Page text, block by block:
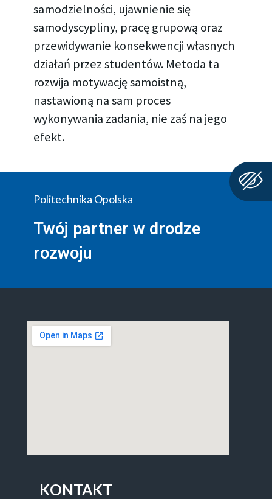
samodzielności, ujawnienie się
samodyscypliny, pracę grupową oraz
przewidywanie konsekwencji własnych
działań przez studentów. Metoda ta
rozwija motywację samoistną,
nastawioną na sam proces
wykonywania zadania, nie zaś na jego
efekt.
Politechnika Opolska
Twój partner w drodze
rozwoju
KONTAKT